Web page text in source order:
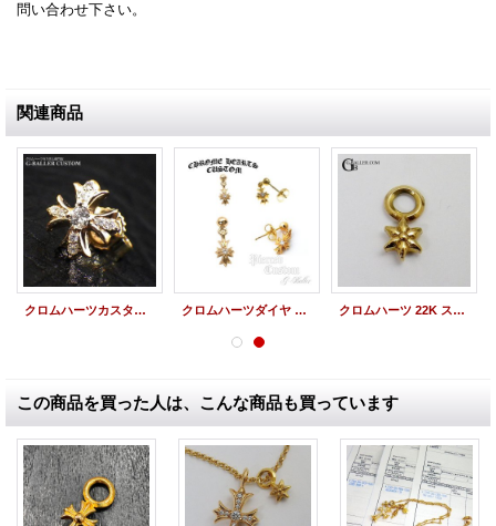
問い合わせ下さい。
関連商品
クロムハーツカスタム 22K CHプラス ピアス パヴェダイヤ クロムハーツダイヤ 22K タイニーEピアス カスタム クロムハーツ 22K スタックチャーム カットアウトスター 原本付
この商品を買った人は、こんな商品も買っています